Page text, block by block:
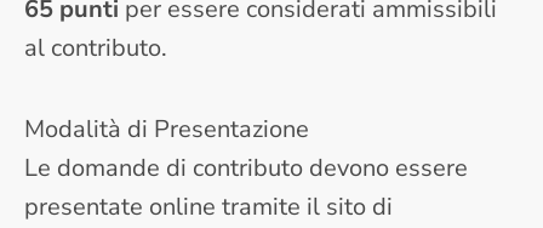
65 punti per essere considerati ammissibili
al contributo​​.
Modalità di Presentazione
Le domande di contributo devono essere
presentate online tramite il sito di